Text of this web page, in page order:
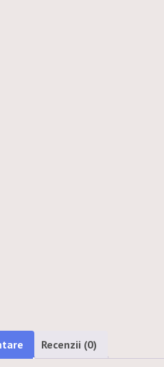
Recenzii (0)